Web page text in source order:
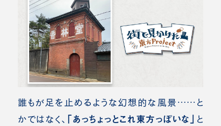
誰もが足を止めるような幻想的な風景……と
かではなく、 「あっちょっとこれ東方っぽいな」 と